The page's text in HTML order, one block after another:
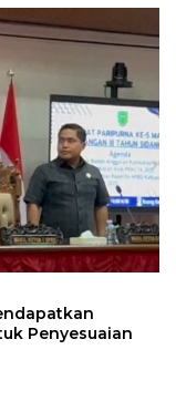
Penyesuaian